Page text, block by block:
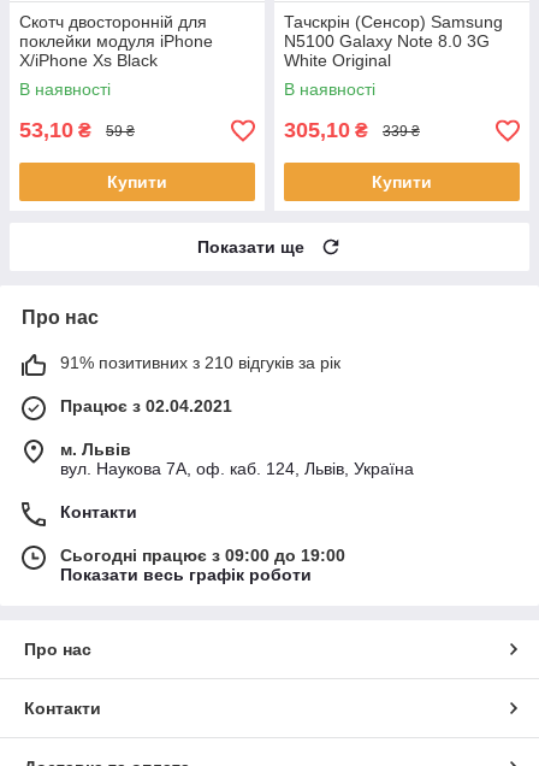
Скотч двосторонній для
поклейки модуля iPhone
X/iPhone Xs Black
В наявності
53,10 ₴ 59 ₴
Купити
Тачскрін (Сенсор) Samsung
N5100 Galaxy Note 8.0 3G
White Original
В наявності
305,10 ₴ 339 ₴
Купити
Показати ще
Про нас
91% позитивних з 210 відгуків за рік
Працює з 02.04.2021
м. Львів
вул. Наукова 7А, оф. каб. 124, Львів, Україна
Контакти
Сьогодні працює з 09:00 до 19:00
Показати весь графік роботи
Про нас
Контакти